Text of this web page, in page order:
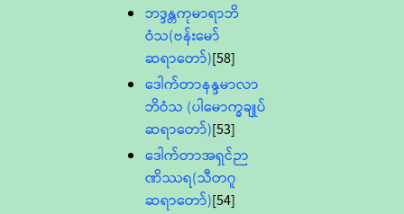
ဘဒ္ဒန္တကုမာရာဘိ
ဝံသ(ဗန်းမော်
ဆရာတော်)[58]
ဒေါက်တာနန္ဒမာလာ
ဘိဝံသ (ပါမောက္ခချုပ်
ဆရာတော်)[53]
ဒေါက်တာအရှင်ဉာ
ဏိဿရ(သီတဂူ
ဆရာတော်)[54]